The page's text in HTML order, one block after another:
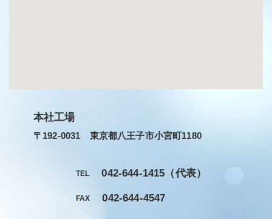
本社工場
〒192-0031 東京都八王子市小宮町1180
TEL 042-644-1415 （代表）
FAX 042-644-4547